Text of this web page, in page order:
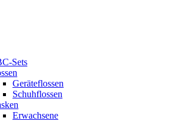
Sets
Geräteflossen
Schuhflossen
Erwachsene